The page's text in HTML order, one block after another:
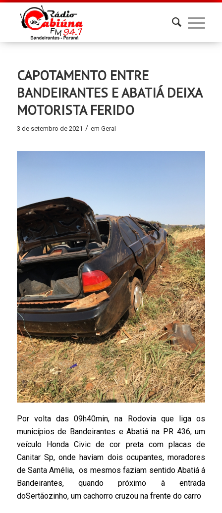
CAPOTAMENTO ENTRE
BANDEIRANTES E ABATIÁ DEIXA
MOTORISTA FERIDO
3 de setembro de 2021 / em Geral
Por volta das 09h40min, na Rodovia que liga os
municípios de Bandeirantes e Abatiá na PR 436, um
veículo Honda Civic de cor preta com placas de
Canitar Sp, onde haviam dois ocupantes, moradores
de Santa Amélia, os mesmos faziam sentido Abatiá á
Bandeirantes, quando próximo à entrada
doSertãozinho, um cachorro cruzou na frente do carro